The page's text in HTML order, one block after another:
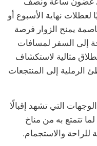
لعطلات نهاية الأسبوع أو
يمنح الزوار فرصة
إلى السفر لمسافات
مثالية لاستكشاف
الرملية إلى المنتجعات
التي تشهد إقبالًا
تتمتع به من مناخ
للراحة والاستجمام.